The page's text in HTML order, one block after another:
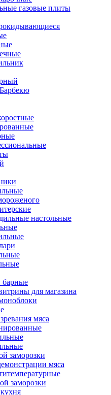
газовые плиты
настольные
барные
для магазина
мяса
заморозки
мяса
заморозки